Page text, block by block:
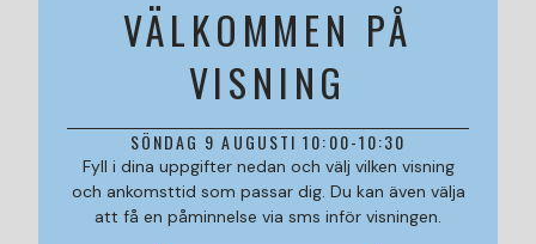
VÄLKOMMEN PÅ
VISNING
SÖNDAG 9 AUGUSTI 10:00-10:30
Fyll i dina uppgifter nedan och välj vilken visning
och ankomsttid som passar dig. Du kan även välja
att få en påminnelse via sms inför visningen.